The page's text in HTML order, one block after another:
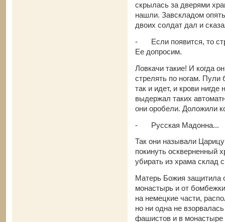
скрылась за дверями
нашли. Завскладом
двоих солдат дал и
-
Если появится, то
Ее допросим.
Ловкачи такие! И когда
стрелять по ногам.
так и идет, и крови
выдержал таких
они оробели. Доложили
-
Русская Мадонна...
Так они называли
покинуть
убирать из храма склад
Матерь Божия защитила
монастырь и от
на немецкие части,
но ни одна не
фашистов и в монастыре